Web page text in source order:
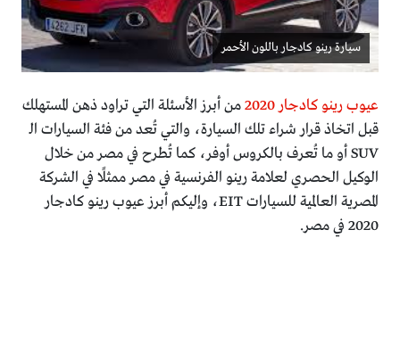
سيارة رينو كادجار باللون الأحمر
عيوب رينو كادجار 2020
من أبرز الأسئلة التي تراود ذهن المستهلك
قبل اتخاذ قرار شراء تلك السيارة، والتي تُعد من فئة السيارات الـ
SUV أو ما تُعرف بالكروس أوفر، كما تُطرح في مصر من خلال
الوكيل الحصري لعلامة رينو الفرنسية في مصر ممثلًا في الشركة
المصرية العالمية للسيارات EIT، وإليكم أبرز عيوب رينو كادجار
2020 في مصر.